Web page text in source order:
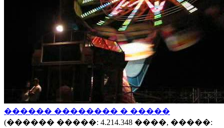
������ �������� � �����
(������ �����: 4.214.348 ����, �����: